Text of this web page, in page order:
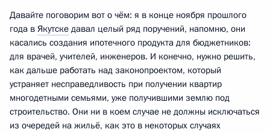
Давайте поговорим вот о чём: я в конце ноября прошлого
года в Якутске давал целый ряд поручений, напомню, они
касались создания ипотечного продукта для бюджетников:
для врачей, учителей, инженеров. И конечно, нужно решить,
как дальше работать над законопроектом, который
устраняет несправедливость при получении квартир
многодетными семьями, уже получившими землю под
строительство. Они ни в коем случае не должны исключаться
из очередей на жильё, как это в некоторых случаях